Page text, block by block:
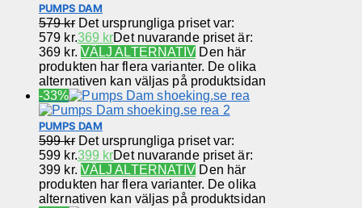
PUMPS DAM
579kr Det ursprungliga priset var:
579 kr.369 krDet nuvarande priset är:
369 kr. VÄLJ ALTERNATIV Den här
produkten har flera varianter. De olika
alternativen kan väljas på produktsidan
-33%
PUMPS DAM
599kr Det ursprungliga priset var:
599 kr.399 krDet nuvarande priset är:
399 kr. VÄLJ ALTERNATIV Den här
produkten har flera varianter. De olika
alternativen kan väljas på produktsidan